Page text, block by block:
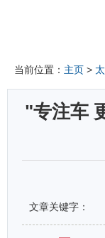
当前位置： 主页 >
"专注车
文章关键字：